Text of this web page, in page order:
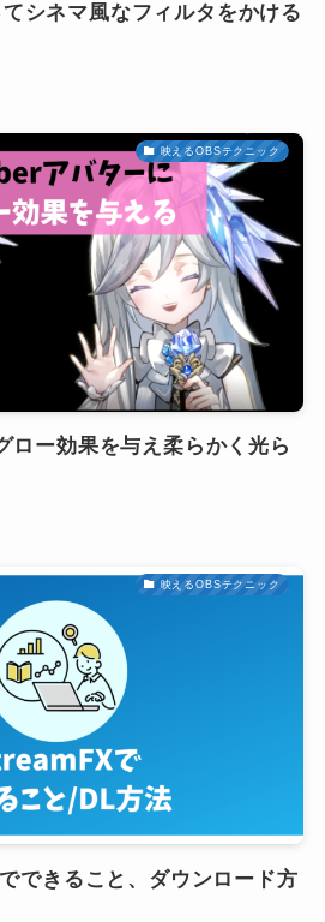
てシネマ風なフィルタをかける
映えるOBSテクニック
ロー効果を与え柔らかく光ら
映えるOBSテクニック
できること、ダウンロード方